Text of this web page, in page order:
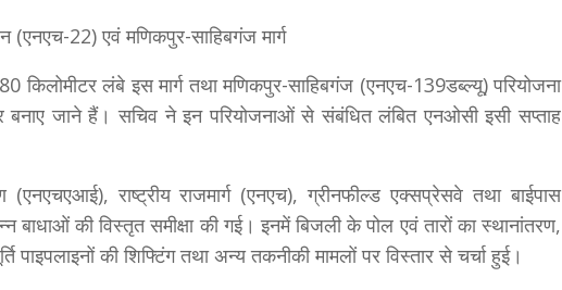
(एनएच-22) एवं मणिकपुर-साहिबगंज मार्ग
किलोमीटर लंबे इस मार्ग तथा मणिकपुर-साहिबगंज (एनएच-139डब्ल्यू) परियोजना
बनाए जाने हैं। सचिव ने इन परियोजनाओं से संबंधित लंबित एनओसी इसी सप्ताह
(एनएचएआई), राष्ट्रीय राजमार्ग (एनएच), ग्रीनफील्ड एक्सप्रेसवे तथा बाईपास
बाधाओं की विस्तृत समीक्षा की गई। इनमें बिजली के पोल एवं तारों का स्थानांतरण,
पाइपलाइनों की शिफ्टिंग तथा अन्य तकनीकी मामलों पर विस्तार से चर्चा हुई।